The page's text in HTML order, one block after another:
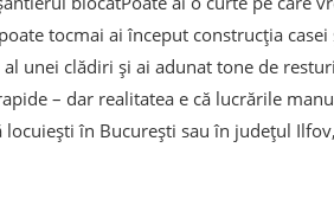
tocmai ai început construcția casei
unei clădiri și ai adunat tone de
– dar realitatea e că lucrările
în București sau în județul